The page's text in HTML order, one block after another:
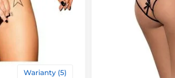
Warianty (5)